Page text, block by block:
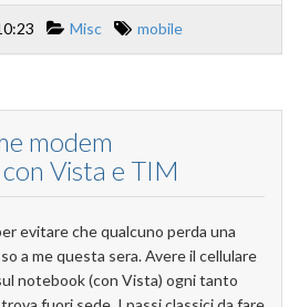
Misc mobile
modem
Vista e TIM
evitare che qualcuno perda una
a me questa sera. Avere il cellulare
notebook (con Vista) ogni tanto